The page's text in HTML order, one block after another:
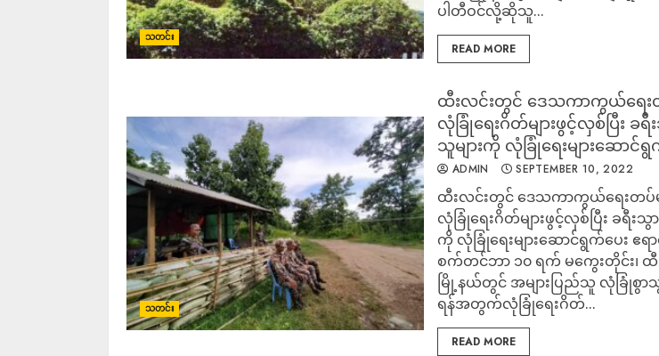
သတင်း
ပါတီဝင်လို့ဆိုသူ...
READ MORE
သတင်း
ထီးလင်းတွင် ဒေသကာကွယ်ရေးတ
လုံခြုံရေးဂိတ်များဖွင့်လှစ်ပြီး ခရီ
သူများကို လုံခြုံရေးများဆောင်ရွ
ADMIN SEPTEMBER 10, 2022
ထီးလင်းတွင် ဒေသကာကွယ်ရေးတပ်မ
လုံခြုံရေးဂိတ်များဖွင့်လှစ်ပြီး ခရီးသွ
ကို လုံခြုံရေးများဆောင်ရွက်ပေး ဧ
စက်တင်ဘာ ၁၀ ရက် မကွေးတိုင်း၊ ထီ
မြို့နယ်တွင် အများပြည်သူ လုံခြုံစွာ
ရန်အတွက်လုံခြုံရေးဂိတ်...
READ MORE